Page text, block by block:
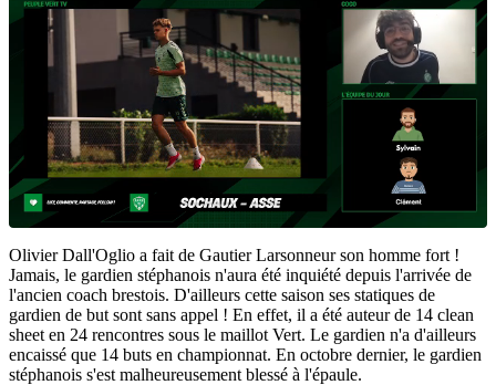
Olivier Dall'Oglio a fait de Gautier Larsonneur son homme fort !
Jamais, le gardien stéphanois n'aura été inquiété depuis l'arrivée de
l'ancien coach brestois. D'ailleurs cette saison ses statiques de
gardien de but sont sans appel ! En effet, il a été auteur de 14 clean
sheet en 24 rencontres sous le maillot Vert. Le gardien n'a d'ailleurs
encaissé que 14 buts en championnat. En octobre dernier, le gardien
stéphanois s'est malheureusement blessé à l'épaule.